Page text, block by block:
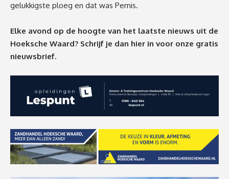
gelukkigste ploeg en dat was Pernis.
Elke avond op de hoogte van het laatste nieuws uit de
Hoeksche Waard? Schrijf je dan hier in voor onze gratis
nieuwsbrief.